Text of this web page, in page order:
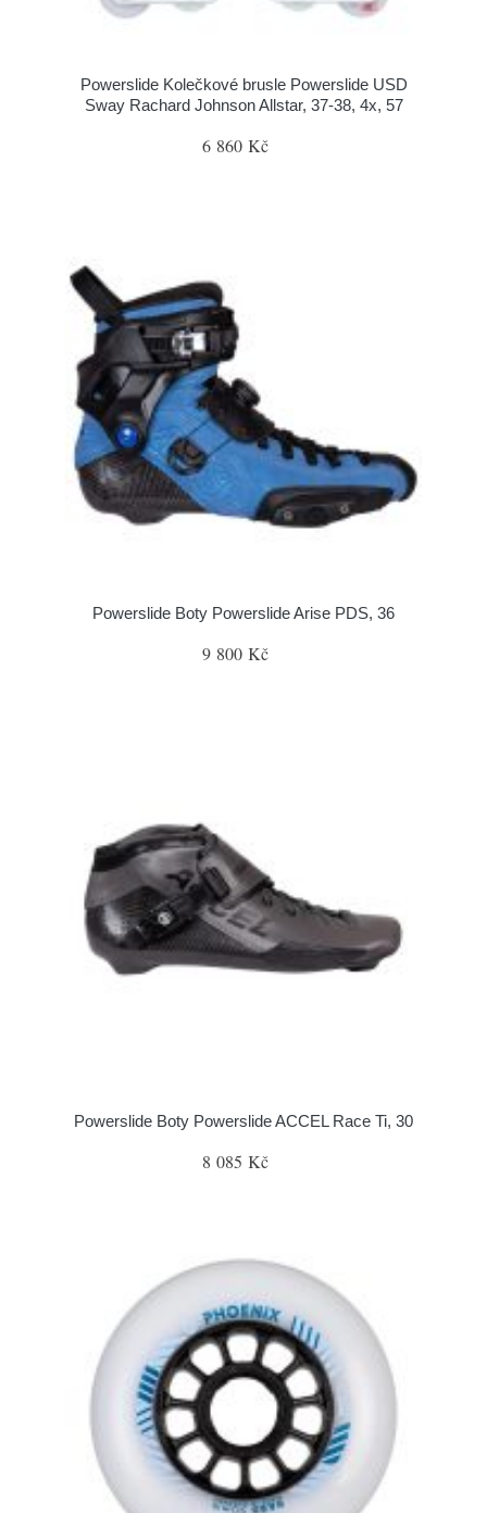
Powerslide Kolečkové brusle Powerslide USD
Sway Rachard Johnson Allstar, 37-38, 4x, 57
6 860 Kč
Powerslide Boty Powerslide Arise PDS, 36
9 800 Kč
Powerslide Boty Powerslide ACCEL Race Ti, 30
8 085 Kč